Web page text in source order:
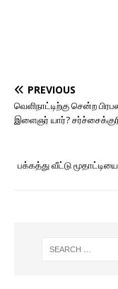
PREVIOUS
வெளிநாட்டிற்கு சென்ற
இளைஞர் யார்?
பக்கத்து வீட்டு